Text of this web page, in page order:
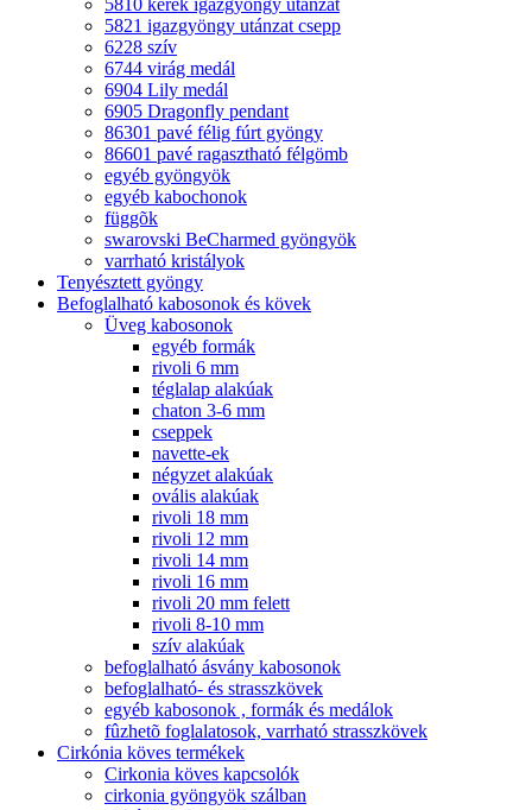
5810 kerek igazgyöngy utánzat
5821 igazgyöngy utánzat csepp
6228 szív
6744 virág medál
6904 Lily medál
6905 Dragonfly pendant
86301 pavé félig fúrt gyöngy
86601 pavé ragasztható félgömb
egyéb gyöngyök
egyéb kabochonok
függõk
swarovski BeCharmed gyöngyök
varrható kristályok
Tenyésztett gyöngy
Befoglalható kabosonok és kövek
Üveg kabosonok
egyéb formák
rivoli 6 mm
téglalap alakúak
chaton 3-6 mm
cseppek
navette-ek
négyzet alakúak
ovális alakúak
rivoli 18 mm
rivoli 12 mm
rivoli 14 mm
rivoli 16 mm
rivoli 20 mm felett
rivoli 8-10 mm
szív alakúak
befoglalható ásvány kabosonok
befoglalható- és strasszkövek
egyéb kabosonok , formák és medálok
fûzhetõ foglalatosok, varrható strasszkövek
Cirkónia köves termékek
Cirkonia köves kapcsolók
cirkonia gyöngyök szálban